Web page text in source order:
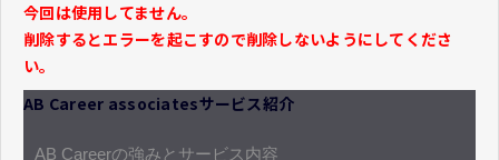
今回は使用してません。
削除するとエラーを起こすので削除しないようにしてくださ
い。
AB Career associatesサービス紹介
AB Careerの強みとサービス内容